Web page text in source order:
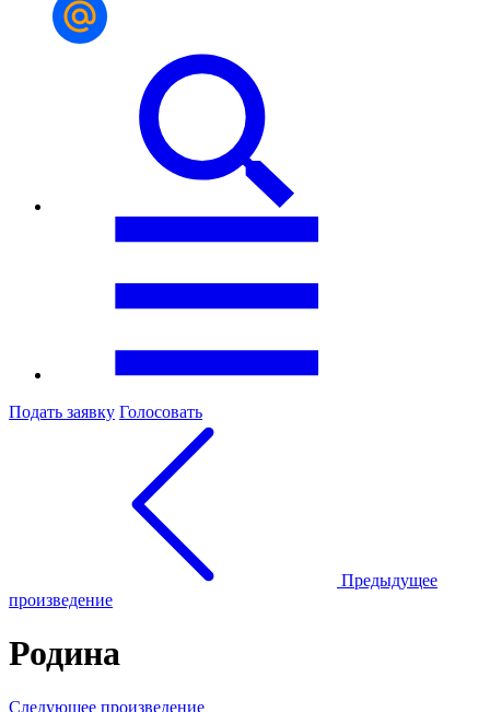
Подать заявку Голосовать
Предыдущее
произведение
Родина
Следующее произведение